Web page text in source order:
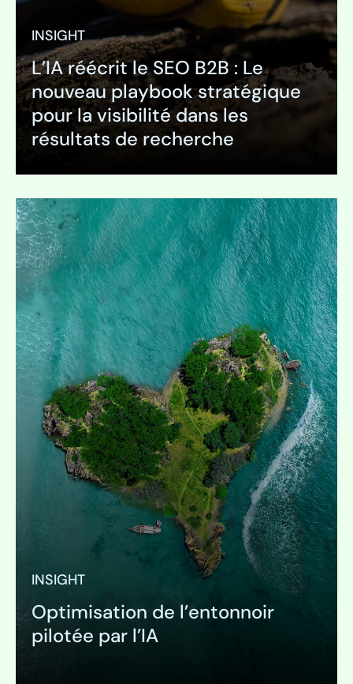
INSIGHT
L’IA réécrit le SEO B2B : Le
nouveau playbook stratégique
pour la visibilité dans les
résultats de recherche
Développer
INSIGHT
Optimisation de l’entonnoir
pilotée par l’IA